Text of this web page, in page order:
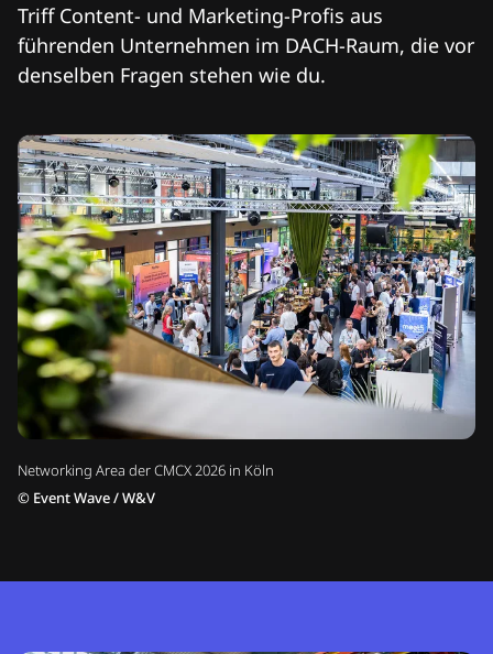
Networking Area der CMCX 2026 in Köln
© Event Wave / W&V
Triff Content- und Marketing-Profis aus
führenden Unternehmen im DACH-Raum, die vor
denselben Fragen stehen wie du.